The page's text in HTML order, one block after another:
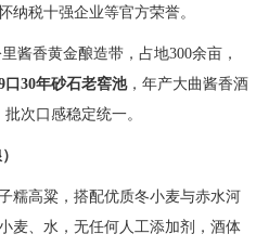
纳税十强企业等官方荣誉。
酱香黄金酿造带，占地300余亩，
口 30年砂石老窖池，年产大曲酱香酒
次口感稳定统一。
糯高粱，搭配优质冬小麦与赤水河
麦、水，无任何人工添加剂，酒体